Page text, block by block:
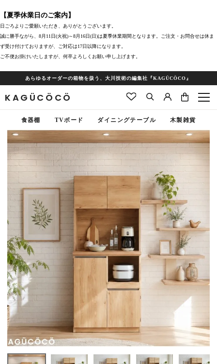
【夏季休業日のご案内】
日ごろよりご愛願いただき、ありがとうございます。
誠に勝手ながら、8月11日(火祝)～8月16日(日)は夏季休業期間となります。ご注文・お問合せは休ま
ず受け付けておりますが、ご対応は17日以降になります。
ご不便お掛けいたしますが、何卒よろしくお願い申し上げます。
あらゆるオーダーの箱物を扱う、大川技術の編集社『KAGÜCÖCO』
KAGÜCÖCÖ
食器棚 TVボード ダイニングテーブル 木製雑貨